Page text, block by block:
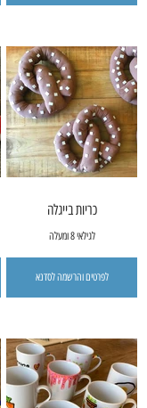
כריות בייגלה
לגילאי 8 ומעלה
לפרטים והרשמה לסדנא